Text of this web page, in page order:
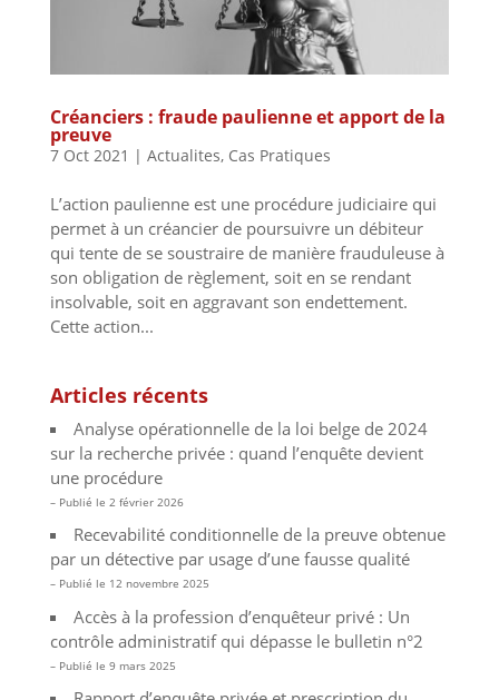
Créanciers : fraude paulienne et apport de la
preuve
7 Oct 2021 | Actualites, Cas Pratiques
L’action paulienne est une procédure judiciaire qui
permet à un créancier de poursuivre un débiteur
qui tente de se soustraire de manière frauduleuse à
son obligation de règlement, soit en se rendant
insolvable, soit en aggravant son endettement.
Cette action...
Articles récents
Analyse opérationnelle de la loi belge de 2024
sur la recherche privée : quand l’enquête devient
une procédure
2 février 2026
Recevabilité conditionnelle de la preuve obtenue
par un détective par usage d’une fausse qualité
12 novembre 2025
Accès à la profession d’enquêteur privé : Un
contrôle administratif qui dépasse le bulletin n°2
9 mars 2025